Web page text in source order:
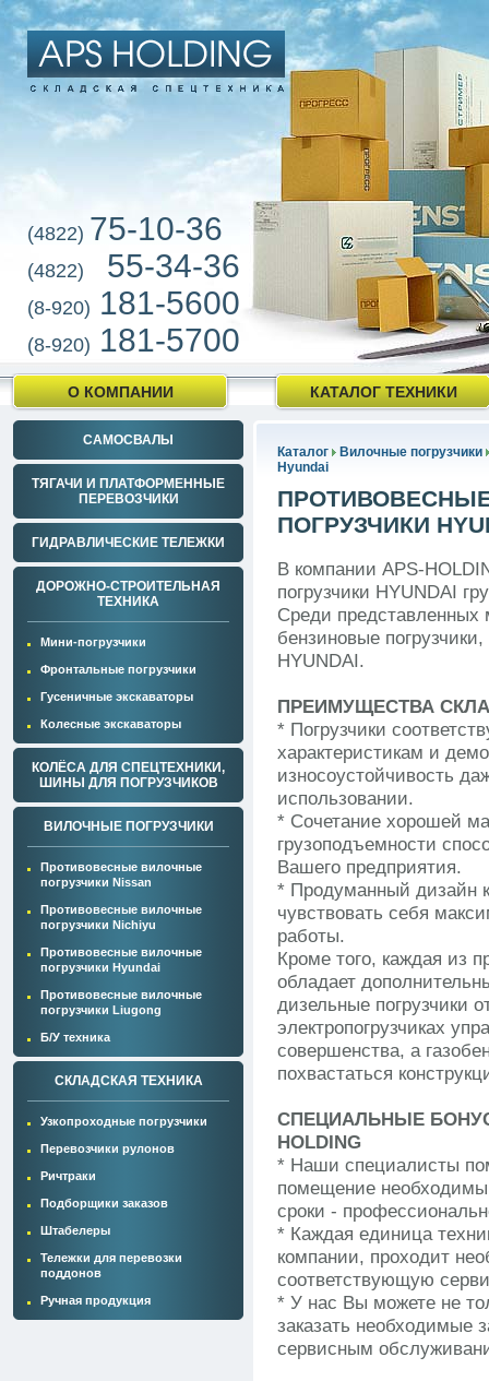
(4822) 75-10-36
(4822) 55-34-36
(8-920) 181-5600
(8-920) 181-5700
О КОМПАНИИ КАТАЛОГ ТЕХНИКИ
САМОСВАЛЫ
ТЯГАЧИ И ПЛАТФОРМЕННЫЕ
ПЕРЕВОЗЧИКИ
ГИДРАВЛИЧЕСКИЕ ТЕЛЕЖКИ
ДОРОЖНО-СТРОИТЕЛЬНАЯ
ТЕХНИКА
Мини-погрузчики
Фронтальные погрузчики
Гусеничные экскаваторы
Колесные экскаваторы
КОЛЁСА ДЛЯ СПЕЦТЕХНИКИ,
ШИНЫ ДЛЯ ПОГРУЗЧИКОВ
ВИЛОЧНЫЕ ПОГРУЗЧИКИ
Противовесные вилочные
погрузчики Nissan
Противовесные вилочные
погрузчики Nichiyu
Противовесные вилочные
погрузчики Hyundai
Противовесные вилочные
погрузчики Liugong
Б/У техника
СКЛАДСКАЯ ТЕХНИКА
Узкопроходные погрузчики
Перевозчики рулонов
Ричтраки
Подборщики заказов
Штабелеры
Тележки для перевозки
поддонов
Ручная продукция
Каталог
Вилочные погрузчики
Hyundai
ПОГРУЗЧИКИ
В компании APS-
погрузчики HYUNDAI
Среди
бензиновые погрузчики,
HYUNDAI.
ПРЕИМУЩЕСТВА
* Погрузчики
характеристикам и
износоустойчивость
использовании.
* Сочетание хорошей
грузоподъемности
Вашего предприятия.
* Продуманный дизайн
чувствовать себя
работы.
Кроме того, каждая из
обладает
дизельные погрузчики
электропогрузчиках
совершенства, а
похвастаться
СПЕЦИАЛЬНЫЕ
HOLDING
* Наши специалисты
помещение
сроки -
* Каждая единица
компании, проходит
соответствующую
* У нас Вы можете не
заказать необходимые
сервисным